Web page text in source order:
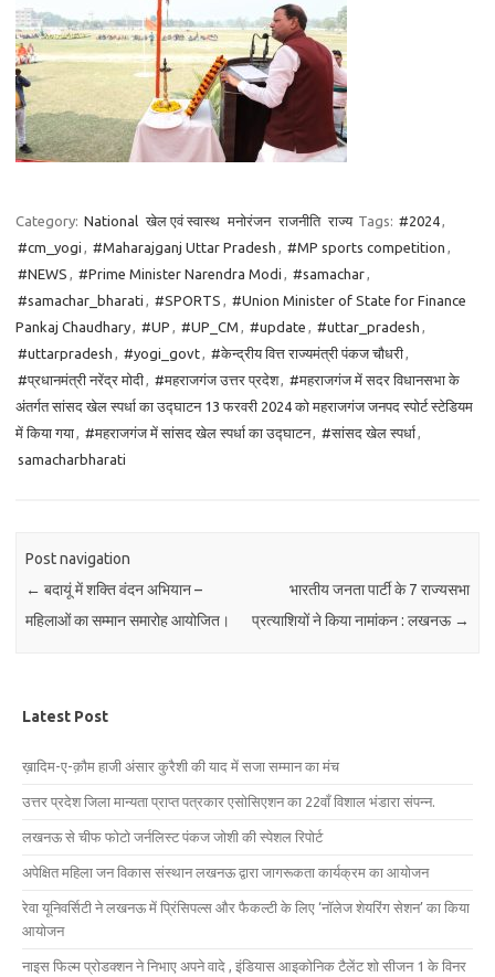
Category: National खेल एवं स्वास्थ मनोरंजन राजनीति राज्य Tags: #2024,
#cm_yogi , #Maharajganj Uttar Pradesh , #MP sports competition ,
#NEWS , #Prime Minister Narendra Modi , #samachar,
#samachar_bharati , #SPORTS , #Union Minister of State for Finance
Pankaj Chaudhary, #UP , #UP_CM , #update , #uttar_pradesh ,
#uttarpradesh , #yogi_govt, #केन्द्रीय वित्त राज्यमंत्री पंकज चौधरी,
#प्रधानमंत्री नरेंद्र मोदी, #महराजगंज उत्तर प्रदेश, #महराजगंज में सदर विधानसभा के
अंतर्गत सांसद खेल स्पर्धा का उद्घाटन 13 फरवरी 2024 को महराजगंज जनपद स्पोर्ट स्टेडियम
में किया गया, #महराजगंज में सांसद खेल स्पर्धा का उद्घाटन, #सांसद खेल स्पर्धा,
samacharbharati
Post navigation
← बदायूं में शक्ति वंदन अभियान –
महिलाओं का सम्मान समारोह आयोजित।
भारतीय जनता पार्टी के 7 राज्यसभा
प्रत्याशियों ने किया नामांकन : लखनऊ →
Latest Post
ख़ादिम-ए-क़ौम हाजी अंसार कुरैशी की याद में सजा सम्मान का मंच
उत्तर प्रदेश जिला मान्यता प्राप्त पत्रकार एसोसिएशन का 22वाँ विशाल भंडारा संपन्न.
लखनऊ से चीफ फोटो जर्नलिस्ट पंकज जोशी की स्पेशल रिपोर्ट
अपेक्षित महिला जन विकास संस्थान लखनऊ द्वारा जागरूकता कार्यक्रम का आयोजन
रेवा यूनिवर्सिटी ने लखनऊ में प्रिंसिपल्स और फैकल्टी के लिए ‘नॉलेज शेयरिंग सेशन’ का किया
आयोजन
नाइस फिल्म प्रोडक्शन ने निभाए अपने वादे , इंडियास आइकोनिक टैलेंट शो सीजन 1 के विनर